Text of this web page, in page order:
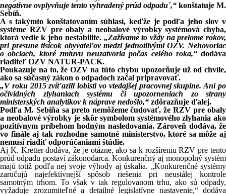
negatívne ovplyvňuje tento vyhradený prúd odpadu´,“ konštatuje M.
Sebíň.
A s takýmto konštatovaním súhlasí, keďže je podľa jeho slov v
systéme RZV pre obaly a neobalové výrobky systémová chyba,
ktorá vedie k jeho nestabilite. „Zažívame to vždy na prelome rokov,
pri presune tisícok obyvateľov medzi jednotlivými OZV. Nehovoriac
o obciach, ktoré zmluvu neuzatvoria počas celého roka,“dodáva
riaditeľ OZV NATUR-PACK.
Poukazuje na to, že OZV na túto chybu upozorňuje už od chvíle,
ako sa súčasný zákon o odpadoch začal pripravovať.
„V roku 2015 zvíťazili lobisti vo vtedajšej pracovnej skupine. Ani po
očividných zlyhaniach systému či upozorneniach zo strany
ministerských analytikov k náprave nedošlo,“ zdôrazňuje ďalej.
Podľa M. Sebíňa sa preto nemôžeme čudovať, že RZV pre obaly
a neobalové výrobky je skôr symbolom systémového zlyhania ako
pozitívnym príbehom hodným nasledovania. Zároveň dodáva, že
vo finále aj tak rozhodne samotné ministerstvo, ktoré sa môže aj
nemusí riadiť odporúčaniami štúdie.
Aj K. Kretter dodáva, že je otázne, ako sa k rozšíreniu RZV pre tento
prúd odpadu postaví zákonodarca. Konkurenčný aj monopolný systém
majú totiž podľa nej svoje výhody aj úskalia. „Konkurenčné systémy
zaručujú najefektívnejší spôsob riešenia pri neustálej kontrole
samotným trhom. To však v tak regulovanom trhu, ako sú odpady,
vyžaduje zrozumiteľné a detailné legislatívne nastavenie,“ dodáva